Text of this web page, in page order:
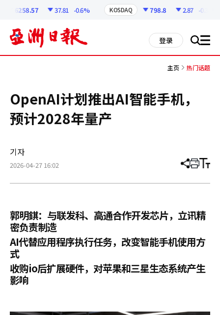
6258.57 37.81 -0.6% KOSDAQ 798.8 2.87 -0.36%
登录 搜 all
主页 热门话题
OpenAI计划推出AI智能手机，
预计2028年量产
기자
2026-04-27 16:02 分
章
打 调
小
郭明錤：与联发科、高通合作开发芯片，立讯精
密负责制造
AI代替应用程序执行任务，改变智能手机使用方
式
收购io后扩展硬件，对苹果和三星生态系统产生
影响